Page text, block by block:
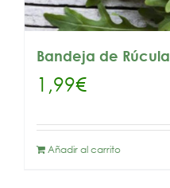
Bandeja de Rúcula
1,99€
Añadir al carrito